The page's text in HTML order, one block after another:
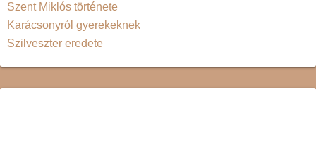
Szent Miklós története
Karácsonyról gyerekeknek
Szilveszter eredete